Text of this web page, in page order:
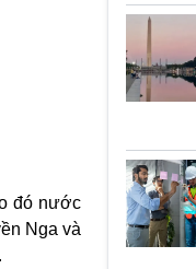
đó nước
Nga và